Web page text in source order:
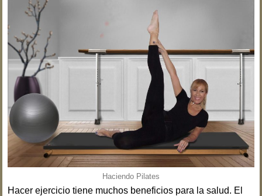
Haciendo Pilates
Hacer ejercicio tiene muchos beneficios para la salud. El